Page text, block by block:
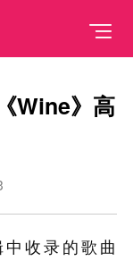
Wine》高
收录的歌曲